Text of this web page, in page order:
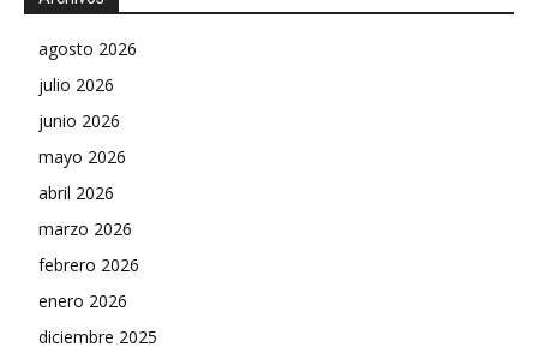
agosto 2026
julio 2026
junio 2026
mayo 2026
abril 2026
marzo 2026
febrero 2026
enero 2026
diciembre 2025